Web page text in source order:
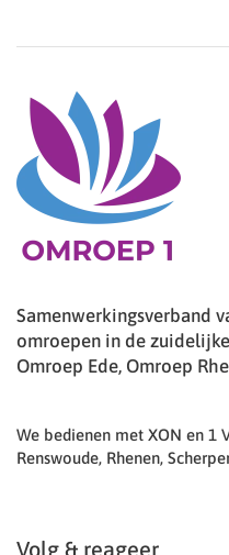
Samenwerkingsverband
omroepen in de
Omroep Ede, Omroep
We bedienen met XON en 1
Renswoude, Rhenen,
Volg & reageer